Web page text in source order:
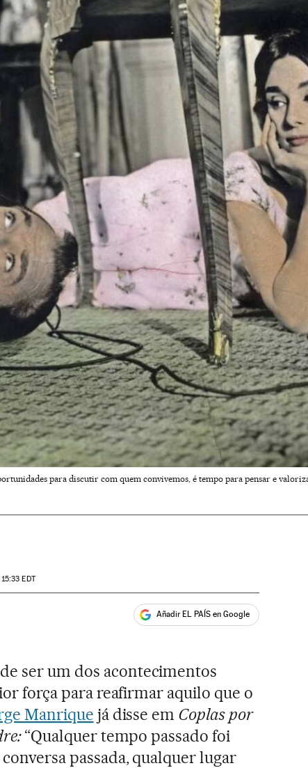
para discutir com quem convivemos, é tempo para pensar e
EDT
Añadir EL PAÍS en Google
ser um dos acontecimentos
força para reafirmar aquilo que o
Manrique já disse em Coplas por
“Qualquer tempo passado foi
passada, qualquer lugar